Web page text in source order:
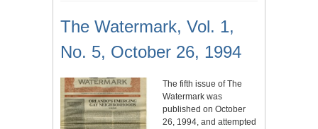
The Watermark, Vol. 1,
No. 5, October 26, 1994
The fifth issue of The
Watermark was
published on October
26, 1994, and attempted